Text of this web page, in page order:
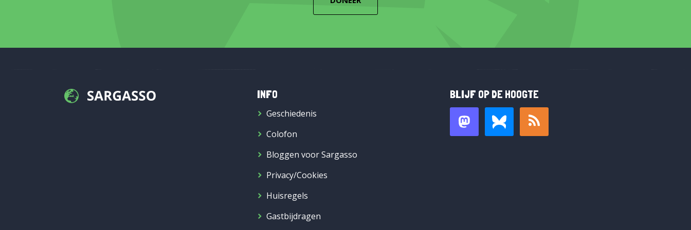
INFO
Geschiedenis
Colofon
Bloggen voor Sargasso
Privacy/Cookies
Huisregels
Gastbijdragen
BLIJF OP DE HOOGTE